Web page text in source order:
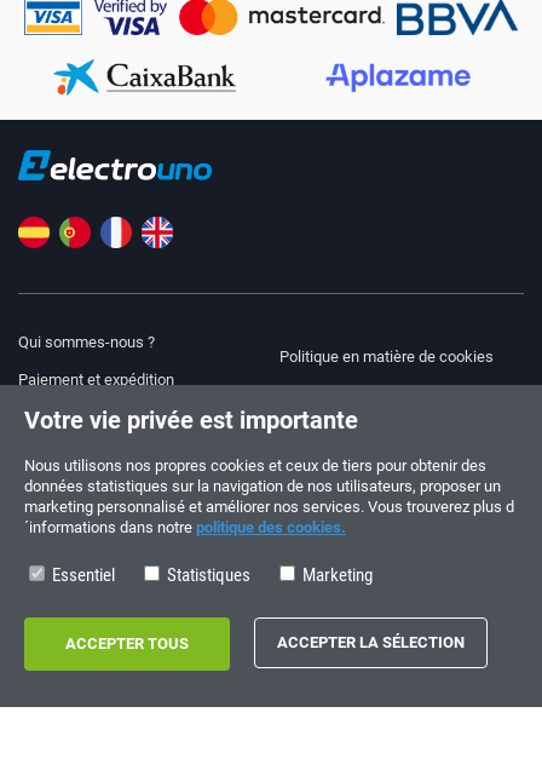
Qui sommes-nous ?
Paiement et expédition
Avis juridique
Politique de confidentialité
Politique en matière de cookies
+34 910 600 459
HORAIRES D’ÉTÉ
Du lundi au vendredi: 10:00 - 14:00
Suivez-nous !
Votre vie privée est importante
Nous utilisons nos propres cookies et ceux de tiers pour obtenir des
données statistiques sur la navigation de nos utilisateurs, proposer un
marketing personnalisé et améliorer nos services. Vous trouverez plus d
´informations dans notre politique des cookies.
Essentiel Statistiques Marketing